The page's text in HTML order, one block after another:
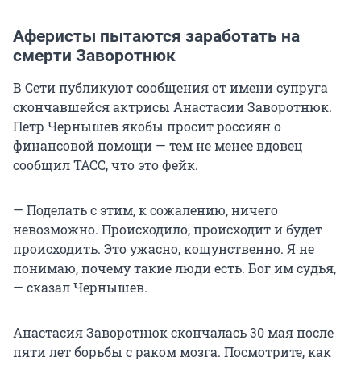
Аферисты пытаются заработать на
смерти Заворотнюк
В Сети публикуют сообщения от имени супруга
скончавшейся актрисы Анастасии Заворотнюк.
Петр Чернышев якобы просит россиян о
финансовой помощи — тем не менее вдовец
сообщил ТАСС, что это фейк.
— Поделать с этим, к сожалению, ничего
невозможно. Происходило, происходит и будет
происходить. Это ужасно, кощунственно. Я не
понимаю, почему такие люди есть. Бог им судья,
— сказал Чернышев.
Анастасия Заворотнюк скончалась 30 мая после
пяти лет борьбы с раком мозга. Посмотрите, как